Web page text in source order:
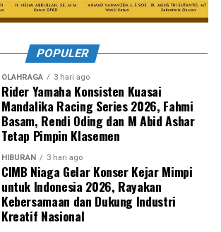
POPULER
OLAHRAGA 3 hari ago
Rider Yamaha Konsisten Kuasai
Mandalika Racing Series 2026, Fahmi
Basam, Rendi Oding dan M Abid Ashar
Tetap Pimpin Klasemen
HIBURAN 3 hari ago
CIMB Niaga Gelar Konser Kejar Mimpi
untuk Indonesia 2026, Rayakan
Kebersamaan dan Dukung Industri
Kreatif Nasional